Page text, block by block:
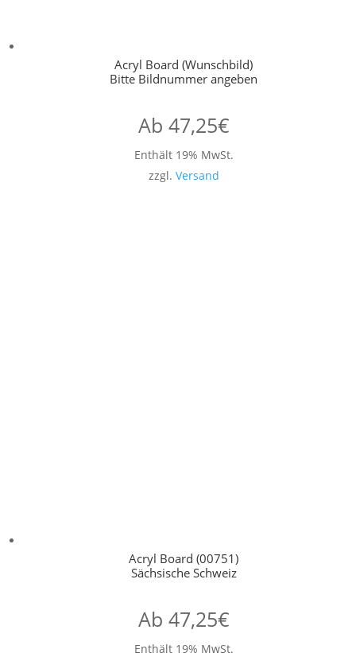
Acryl Board (Wunschbild)
Bitte Bildnummer angeben
Ab 47,25€
Enthält 19% MwSt.
zzgl. Versand
Acryl Board (00751)
Sächsische Schweiz
Ab 47,25€
Enthält 19% MwSt.